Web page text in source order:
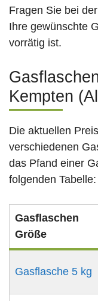
Fragen Sie bei
Ihre gewünschte
vorrätig ist.
Kempten
Die aktuellen
verschiedenen
das Pfand einer
folgenden Tabelle:
Gasflaschen
Größe
Gasflasche 5 kg